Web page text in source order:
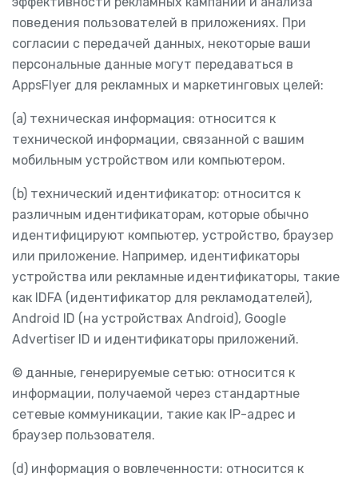
поведения пользователей в приложениях. При
согласии с передачей данных, некоторые ваши
персональные данные могут передаваться в
AppsFlyer для рекламных и маркетинговых целей:
(a) техническая информация: относится к
технической информации, связанной с вашим
мобильным устройством или компьютером.
(b) технический идентификатор: относится к
различным идентификаторам, которые обычно
идентифицируют компьютер, устройство, браузер
или приложение. Например, идентификаторы
устройства или рекламные идентификаторы, такие
как IDFA (идентификатор для рекламодателей),
Android ID (на устройствах Android), Google
Advertiser ID и идентификаторы приложений.
© данные, генерируемые сетью: относится к
информации, получаемой через стандартные
сетевые коммуникации, такие как IP-адрес и
браузер пользователя.
(d) информация о вовлеченности: относится к